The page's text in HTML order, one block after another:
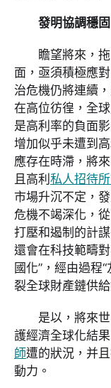
發明協調穩
瞻望將來，
面，亟須積極應
治危機仍將連續
在高位彷徨，全
是高利率的負面
增加似乎未遭到
應存在時滯，將
且高利 私人招待
市場升沉不定，
危機不竭深化，
打壓和遏制的計
還會在科技範疇
國化”，經由過程
裂全球財產鏈供
是以，將來
護經濟全球化結
師遭的狀況，并
動力。